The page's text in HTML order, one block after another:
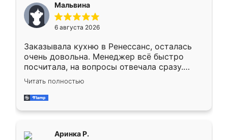
меньше, здесь же он более разнообразный.
Мне нравится ,если что-то потребуется из
мебели буду заказывать только здесь.
Мальвина
6 августа 2026
Заказывала кухню в Ренессанс, осталась
очень довольна. Менеджер всё быстро
посчитала, на вопросы отвечала сразу.
Замерщик приехал в субботу, подошёл к
делу со всей ответственностью. Собрали
за день, ребята работали аккуратно, даже
Читать полностью
Аринка Р.